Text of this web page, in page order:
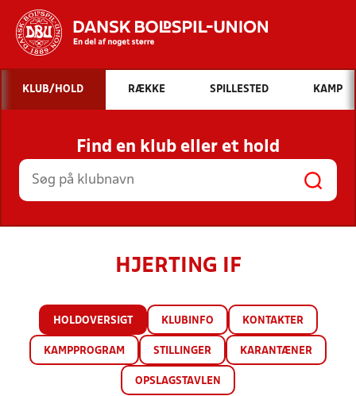
Hvad vil du søge efter?
INDHOLD OG NYHEDER
STILLINGER, RESULTATER, KLUBBER OG
HOLD
KLUB/HOLD RÆKKE SPILLESTED KAMP
Find en klub eller et hold
HJERTING IF
HOLDOVERSIGT KLUBINFO KONTAKTER
KAMPPROGRAM STILLINGER KARANTÆNER
OPSLAGSTAVLEN